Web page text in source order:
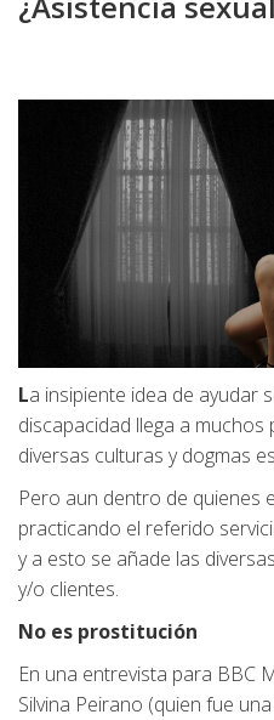
La insipiente idea de ayudar
discapacidad llega a muchos
diversas culturas y dogmas
Pero aun dentro de quienes
practicando el referido
y a esto se añade las
y/o clientes.
No es prostitución
En una entrevista para BBC
Silvina Peirano (quien fue